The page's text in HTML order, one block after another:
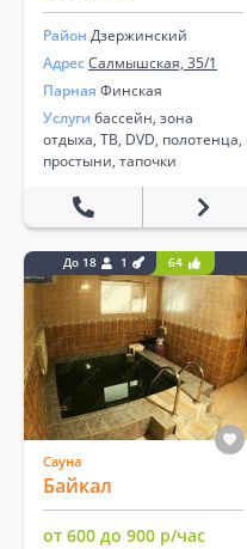
Район Дзержинский
АдресСалмышская, 35/1
Парная Финская
Услуги бассейн, зона
отдыха, ТВ, DVD, полотенца,
простыни, тапочки
До 18 1 64
Сауна
Байкал
от 600 до 900 р/час